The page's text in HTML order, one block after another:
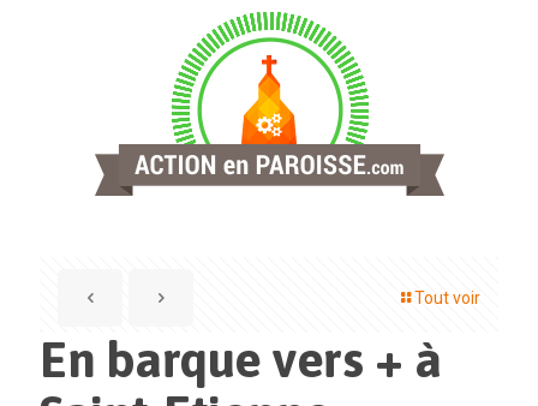
Tout voir
En barque vers + à